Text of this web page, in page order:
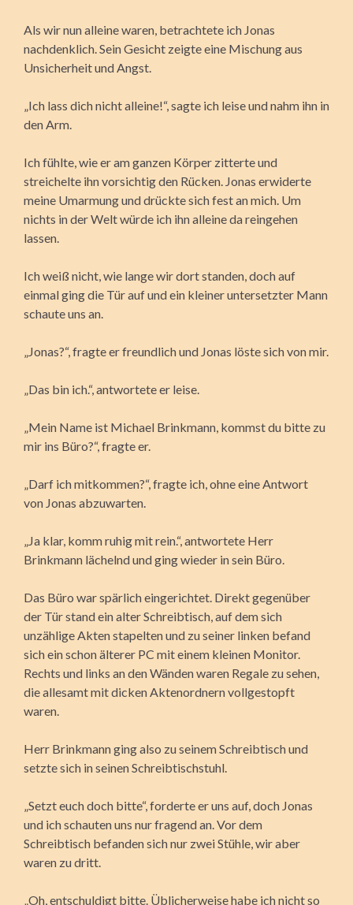
Als wir nun alleine waren, betrachtete ich Jonas
nachdenklich. Sein Gesicht zeigte eine Mischung aus
Unsicherheit und Angst.
„Ich lass dich nicht alleine!“, sagte ich leise und nahm ihn in
den Arm.
Ich fühlte, wie er am ganzen Körper zitterte und
streichelte ihn vorsichtig den Rücken. Jonas erwiderte
meine Umarmung und drückte sich fest an mich. Um
nichts in der Welt würde ich ihn alleine da reingehen
lassen.
Ich weiß nicht, wie lange wir dort standen, doch auf
einmal ging die Tür auf und ein kleiner untersetzter Mann
schaute uns an.
„Jonas?“, fragte er freundlich und Jonas löste sich von mir.
„Das bin ich.“, antwortete er leise.
„Mein Name ist Michael Brinkmann, kommst du bitte zu
mir ins Büro?“, fragte er.
„Darf ich mitkommen?“, fragte ich, ohne eine Antwort
von Jonas abzuwarten.
„Ja klar, komm ruhig mit rein.“, antwortete Herr
Brinkmann lächelnd und ging wieder in sein Büro.
Das Büro war spärlich eingerichtet. Direkt gegenüber
der Tür stand ein alter Schreibtisch, auf dem sich
unzählige Akten stapelten und zu seiner linken befand
sich ein schon älterer PC mit einem kleinen Monitor.
Rechts und links an den Wänden waren Regale zu sehen,
die allesamt mit dicken Aktenordnern vollgestopft
waren.
Herr Brinkmann ging also zu seinem Schreibtisch und
setzte sich in seinen Schreibtischstuhl.
„Setzt euch doch bitte“, forderte er uns auf, doch Jonas
und ich schauten uns nur fragend an. Vor dem
Schreibtisch befanden sich nur zwei Stühle, wir aber
waren zu dritt.
„Oh, entschuldigt bitte. Üblicherweise habe ich nicht so